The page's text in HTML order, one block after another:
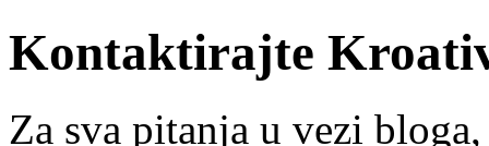
Kontaktirajte
Za sva pitanja u vezi